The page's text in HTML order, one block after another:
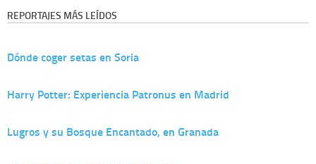
REPORTAJES MÁS LEÍDOS
Dónde coger setas en Soria
Harry Potter: Experiencia Patronus en Madrid
Lugros y su Bosque Encantado, en Granada